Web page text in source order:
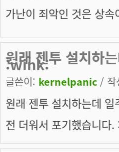
가난이 죄악인 것은 상
원래 젠투 설치하
:wink:
글쓴이: kernelpanic / 작
원래 젠투 설치하는데
전 더워서 포기했습니